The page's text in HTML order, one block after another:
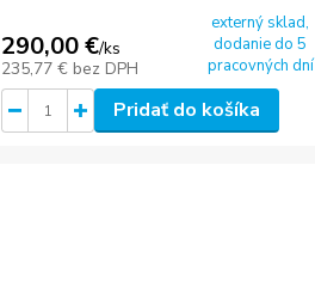
290,00 €/ks
235,77 € bez DPH
externý sklad,
dodanie do 5
pracovných dní
Pridať do košíka